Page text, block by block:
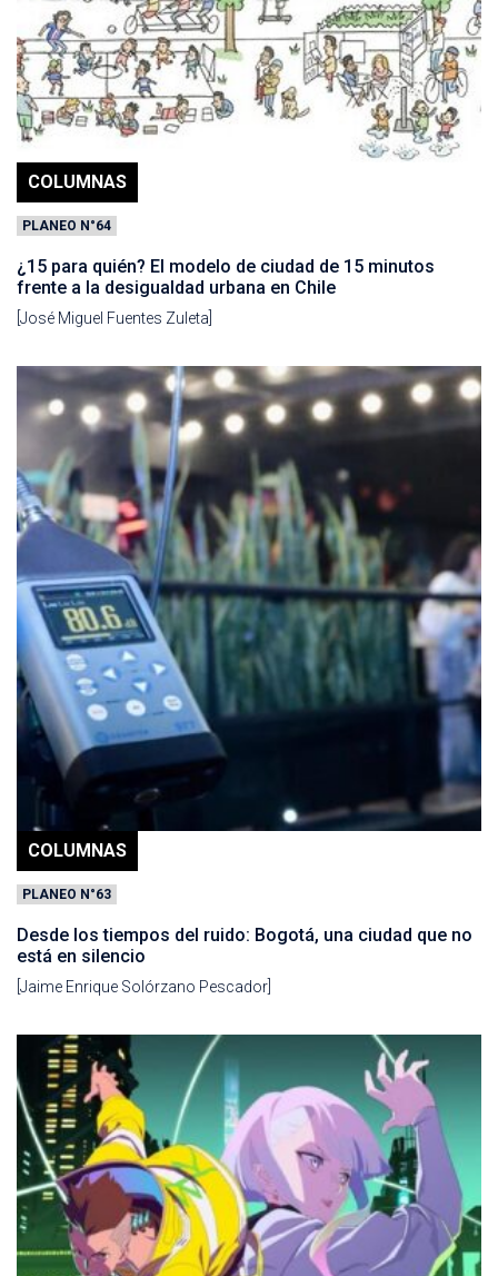
COLUMNAS
PLANEO N°64
¿15 para quién? El modelo de ciudad de 15 minutos
frente a la desigualdad urbana en Chile
[José Miguel Fuentes Zuleta]
COLUMNAS
PLANEO N°63
Desde los tiempos del ruido: Bogotá, una ciudad que no
está en silencio
[Jaime Enrique Solórzano Pescador]